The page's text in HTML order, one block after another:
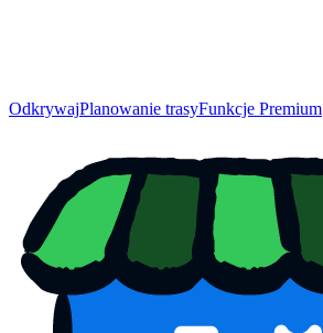
OdkrywajPlanowanie trasyFunkcje Premium